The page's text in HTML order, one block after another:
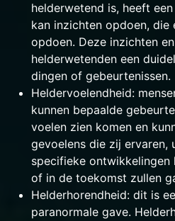
helderwetend is, heeft
kan inzichten opdoen, die
opdoen. Deze inzichten
helderwetenden een
dingen of gebeurtenissen.
Heldervoelendheid:
kunnen bepaalde
voelen zien komen en
gevoelens die zij ervaren,
specifieke ontwikkelingen
of in de toekomst zullen
Helderhorendheid: dit is
paranormale gave.